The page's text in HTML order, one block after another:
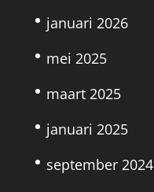
januari 2026
mei 2025
maart 2025
januari 2025
september 2024